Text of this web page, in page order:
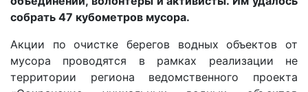
собрать 47 кубометров мусора.
Акции по очистке берегов водных объектов от
мусора проводятся в рамках реализации не
территории региона ведомственного проекта